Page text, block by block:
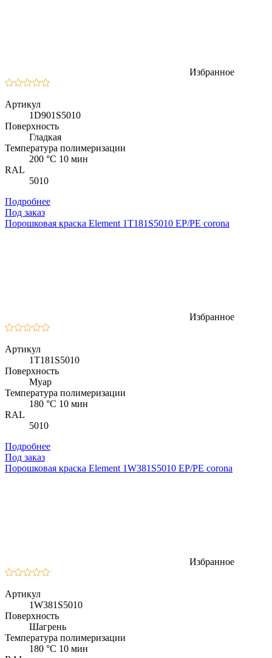
Избранное
Артикул
1D901S5010
Поверхность
Гладкая
Температура полимеризации
200 °C 10 мин
RAL
5010
Подробнее
Под заказ
Порошковая краска Element 1T181S5010 EP/PE corona
Избранное
Артикул
1T181S5010
Поверхность
Муар
Температура полимеризации
180 °C 10 мин
RAL
5010
Подробнее
Под заказ
Порошковая краска Element 1W381S5010 EP/PE corona
Избранное
Артикул
1W381S5010
Поверхность
Шагрень
Температура полимеризации
180 °C 10 мин